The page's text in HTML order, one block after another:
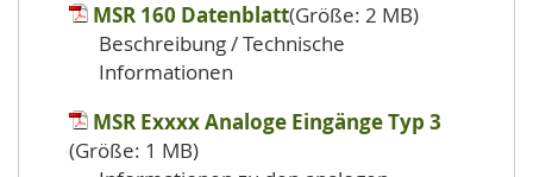
MSR 160 Datenblatt(Größe: 2 MB)
Beschreibung / Technische
Informationen
MSR Exxxx Analoge Eingänge Typ 3
(Größe: 1 MB)